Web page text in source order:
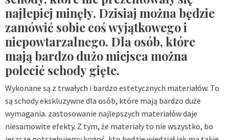
najlepiej minęły. Dzisiaj można będzie
zamówić sobie coś wyjątkowego i
niepowtarzalnego. Dla osób, które
mają bardzo dużo miejsca można
polecić schody gięte.
Wykonane są z trwałych i bardzo estetycznych materiałów. To
są schody ekskluzywne dla osób, które mają bardzo duże
wymagania. zastosowanie najlepszych materiałów daje
niesamowite efekty. Z tym, że materiały to nie wszystko, bo